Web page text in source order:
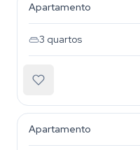
Apartamento
3 quartos
Apartamento